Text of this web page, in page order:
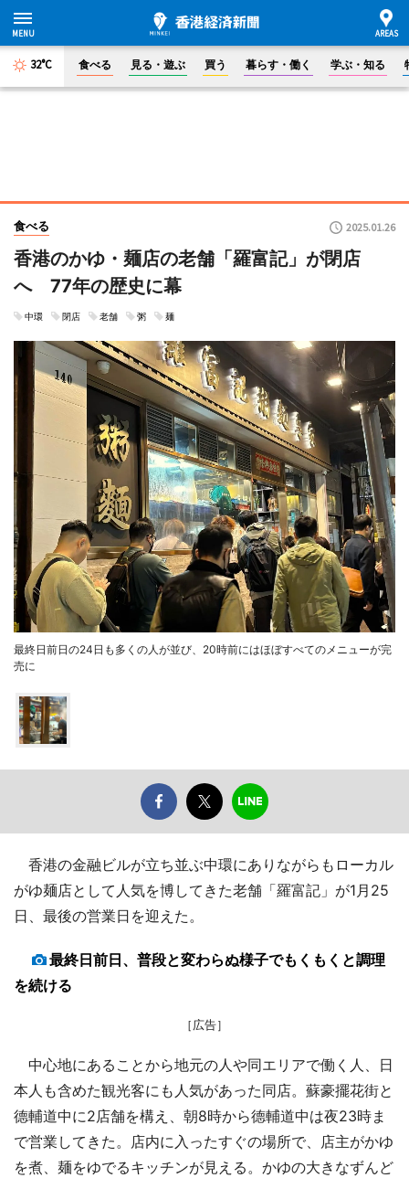
32°C 食べる 見る・遊ぶ 買う 暮らす・働く 学ぶ・知る
食べる 2025.01.26
香港のかゆ・麺店の老舗「羅富記」が閉店
へ 77年の歴史に幕
中環 閉店 老舗 粥 麺
最終日前日の24日も多くの人が並び、20時前にはほぼすべてのメニューが完
売に
香港の金融ビルが立ち並ぶ中環にありながらもローカル
がゆ麺店として人気を博してきた老舗「羅富記」が1月25
日、最後の営業日を迎えた。
最終日前日、普段と変わらぬ様子でもくもくと調理
を続ける
［広告］
中心地にあることから地元の人や同エリアで働く人、日
本人も含めた観光客にも人気があった同店。蘇豪擺花街と
德輔道中に2店舗を構え、朝8時から德輔道中は夜23時ま
で営業してきた。店内に入ったすぐの場所で、店主がかゆ
を煮、麺をゆでるキッチンが見える。かゆの大きなずんど